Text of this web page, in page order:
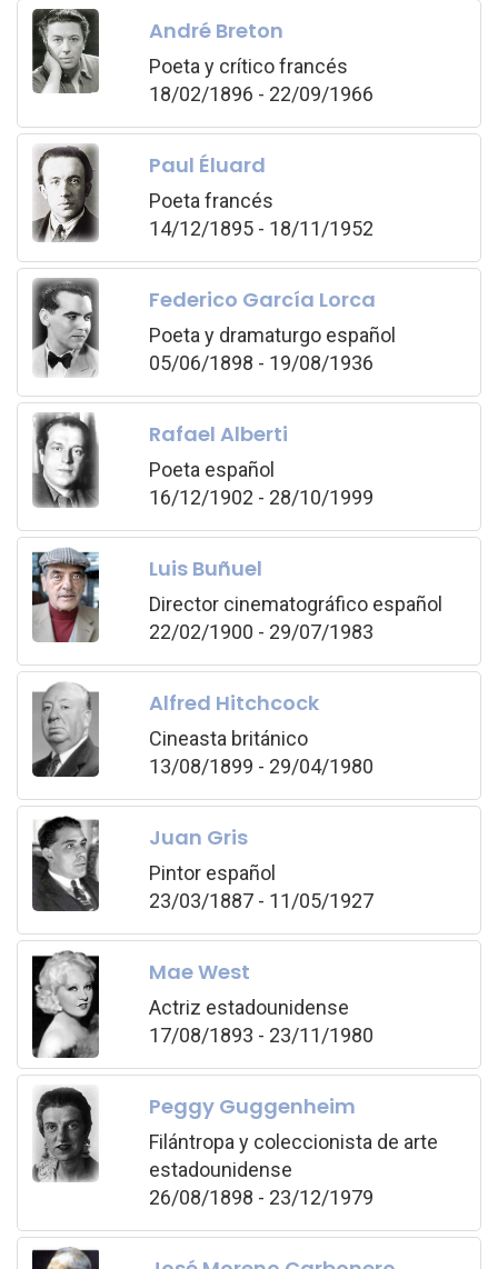
André Breton
Poeta y crítico francés
18/02/1896 - 22/09/1966
Paul Éluard
Poeta francés
14/12/1895 - 18/11/1952
Federico García Lorca
Poeta y dramaturgo español
05/06/1898 - 19/08/1936
Rafael Alberti
Poeta español
16/12/1902 - 28/10/1999
Luis Buñuel
Director cinematográfico español
22/02/1900 - 29/07/1983
Alfred Hitchcock
Cineasta británico
13/08/1899 - 29/04/1980
Juan Gris
Pintor español
23/03/1887 - 11/05/1927
Mae West
Actriz estadounidense
17/08/1893 - 23/11/1980
Peggy Guggenheim
Filántropa y coleccionista de arte
estadounidense
26/08/1898 - 23/12/1979